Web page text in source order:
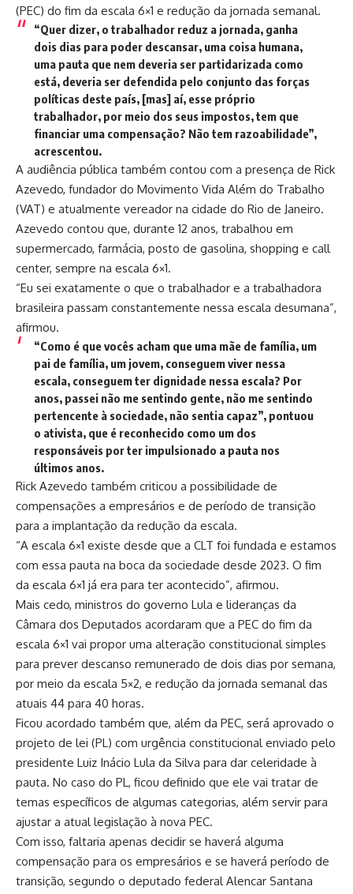
(PEC) do fim da escala 6×1 e redução da jornada semanal.
“Quer dizer, o trabalhador reduz a jornada, ganha
dois dias para poder descansar, uma coisa humana,
uma pauta que nem deveria ser partidarizada como
está, deveria ser defendida pelo conjunto das forças
políticas deste país, [mas] aí, esse próprio
trabalhador, por meio dos seus impostos, tem que
financiar uma compensação? Não tem razoabilidade”,
acrescentou.
A audiência pública também contou com a presença de Rick
Azevedo, fundador do Movimento Vida Além do Trabalho
(VAT) e atualmente vereador na cidade do Rio de Janeiro.
Azevedo contou que, durante 12 anos, trabalhou em
supermercado, farmácia, posto de gasolina, shopping e call
center, sempre na escala 6×1.
“Eu sei exatamente o que o trabalhador e a trabalhadora
brasileira passam constantemente nessa escala desumana”,
afirmou.
“Como é que vocês acham que uma mãe de família, um
pai de família, um jovem, conseguem viver nessa
escala, conseguem ter dignidade nessa escala? Por
anos, passei não me sentindo gente, não me sentindo
pertencente à sociedade, não sentia capaz”, pontuou
o ativista, que é reconhecido como um dos
responsáveis por ter impulsionado a pauta nos
últimos anos.
Rick Azevedo também criticou a possibilidade de
compensações a empresários e de período de transição
para a implantação da redução da escala.
“A escala 6×1 existe desde que a CLT foi fundada e estamos
com essa pauta na boca da sociedade desde 2023. O fim
da escala 6×1 já era para ter acontecido”, afirmou.
Mais cedo, ministros do governo Lula e lideranças da
Câmara dos Deputados acordaram que a PEC do fim da
escala 6×1 vai propor uma alteração constitucional simples
para prever descanso remunerado de dois dias por semana,
por meio da escala 5×2, e redução da jornada semanal das
atuais 44 para 40 horas.
Ficou acordado também que, além da PEC, será aprovado o
projeto de lei (PL) com urgência constitucional enviado pelo
presidente Luiz Inácio Lula da Silva para dar celeridade à
pauta. No caso do PL, ficou definido que ele vai tratar de
temas específicos de algumas categorias, além servir para
ajustar a atual legislação à nova PEC.
Com isso, faltaria apenas decidir se haverá alguma
compensação para os empresários e se haverá período de
transição, segundo o deputado federal Alencar Santana